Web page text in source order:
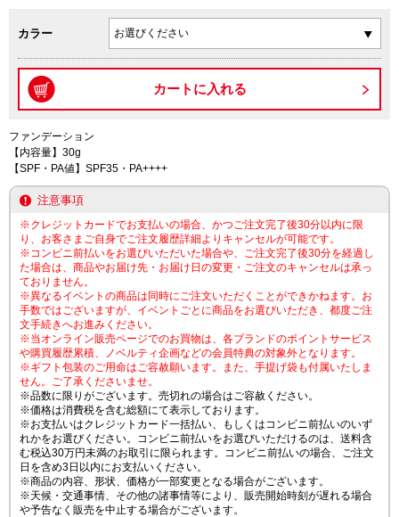
カラー
ファンデーション
【内容量】30g
【SPF・PA値】SPF35・PA++++
注意事項
※クレジットカードでお支払いの場合、かつご注文完了後30分以内に限
り、お客さまご自身でご注文履歴詳細よりキャンセルが可能です。
※コンビニ前払いをお選びいただいた場合や、ご注文完了後30分を経過し
た場合は、商品やお届け先・お届け日の変更・ご注文のキャンセルは承っ
ておりません。
※異なるイベントの商品は同時にご注文いただくことができかねます。お
手数ではございますが、イベントごとに商品をお選びいただき、都度ご注
文手続きへお進みください。
※当オンライン販売ページでのお買物は、各ブランドのポイントサービス
や購買履歴累積、ノベルティ企画などの会員特典の対象外となります。
※ギフト包装のご用命はご容赦願います。また、手提げ袋も付属いたしま
せん。ご了承くださいませ。
※品数に限りがございます。売切れの場合はご容赦ください。
※価格は消費税を含む総額にて表示しております。
※お支払いはクレジットカード一括払い、もしくはコンビニ前払いのいず
れかをお選びください。コンビニ前払いをお選びいただけるのは、送料含
む税込30万円未満のお取引に限られます。コンビニ前払いの場合、ご注文
日を含め3日以内にお支払いください。
※商品の内容、形状、価格が一部変更となる場合がございます。
※天候・交通事情、その他の諸事情等により、販売開始時刻が遅れる場合
や予告なく販売を中止する場合がございます。